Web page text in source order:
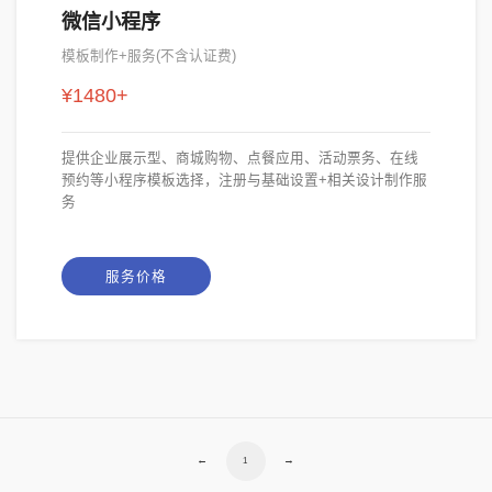
微信小程序
模板制作+服务(不含认证费)
¥1480+
提供企业展示型、商城购物、点餐应用、活动票务、在线
预约等小程序模板选择，注册与基础设置+相关设计制作服
务
服务价格
← 1 →